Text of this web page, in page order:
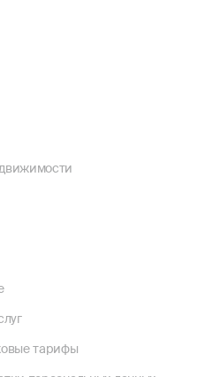
тарифы